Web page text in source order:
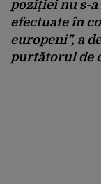
poziției nu s-
efectuate în
europeni”, a
purtătorul de